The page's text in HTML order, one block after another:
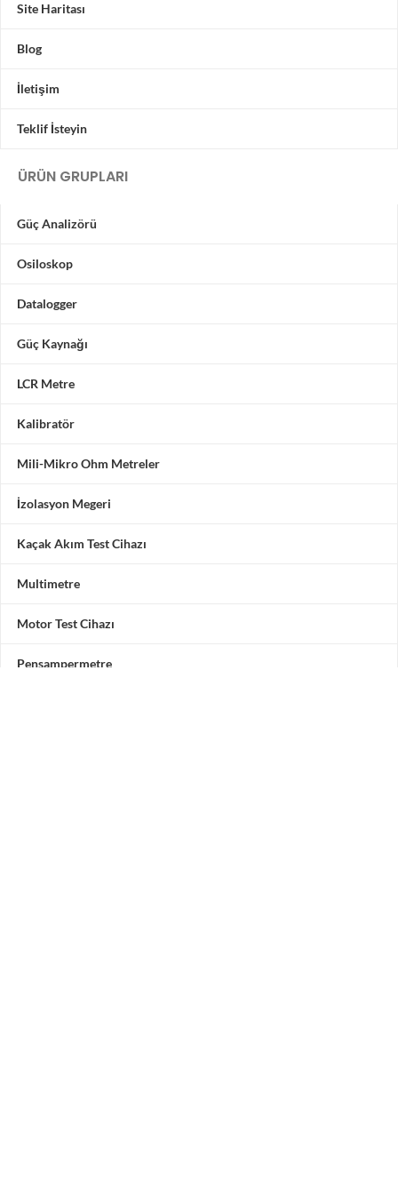
Site Haritası
Blog
İletişim
Teklif İsteyin
ÜRÜN GRUPLARI
Güç Analizörü
Osiloskop
Datalogger
Güç Kaynağı
LCR Metre
Kalibratör
Mili-Mikro Ohm Metreler
İzolasyon Megeri
Kaçak Akım Test Cihazı
Multimetre
Motor Test Cihazı
Pensampermetre